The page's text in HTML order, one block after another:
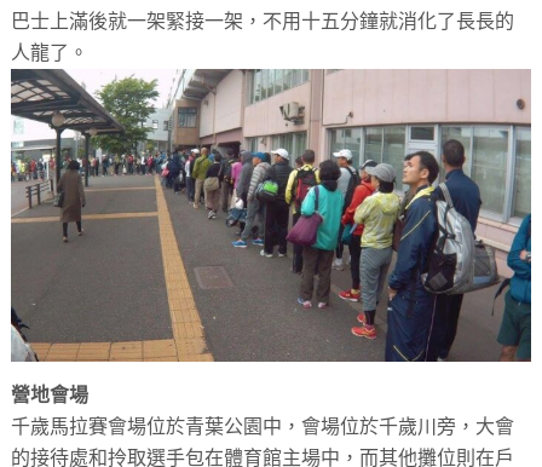
巴士上滿後就一架緊接一架，不用十五分鐘就消化了長長的
人龍了。
營地會場
千歲馬拉賽會場位於青葉公園中，會場位於千歲川旁，大會
的接待處和拎取選手包在體育館主場中，而其他攤位則在戶